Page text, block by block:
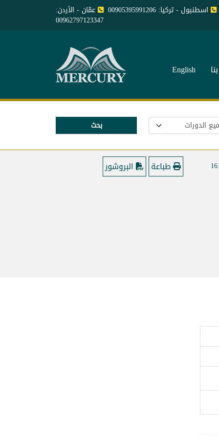
اسطنبول - تركيا: 00905395991206 عمّان - الأردن:
00962797123347
English
بحث
طباعة البروشور